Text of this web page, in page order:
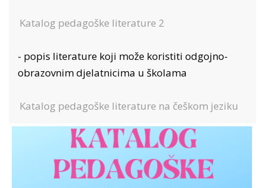
Katalog pedagoške literature 2
- popis literature koji može koristiti odgojno-
obrazovnim djelatnicima u školama
Katalog pedagoške literature na češkom jeziku